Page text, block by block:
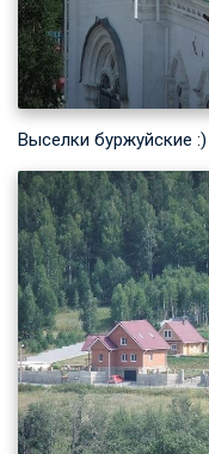
Выселки буржуйские :)